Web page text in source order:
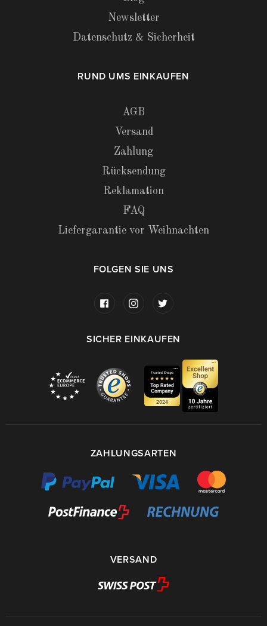
Newsletter
Datenschutz & Sicherheit
RUND UMS EINKAUFEN
AGB
Versand
Zahlung
Rücksendung
Reklamation
FAQ
Liefergarantie vor Weihnachten
FOLGEN SIE UNS
SICHER EINKAUFEN
ZAHLUNGSARTEN
VERSAND